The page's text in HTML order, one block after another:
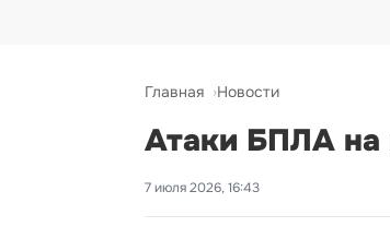
Главная Новости
Атаки БПЛА на
7 июля 2026, 16:43